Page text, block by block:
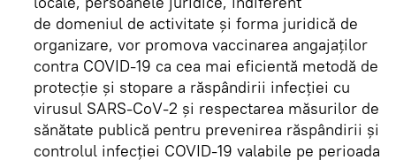
de domeniul de activitate şi forma juridică de
organizare, vor promova vaccinarea angajaţilor
contra COVID-19 ca cea mai eficientă metodă de
protecţie şi stopare a răspândirii infecţiei cu
virusul SARS-CoV-2 şi respectarea măsurilor de
sănătate publică pentru prevenirea răspândirii şi
controlul infecţiei COVID-19 valabile pe perioada